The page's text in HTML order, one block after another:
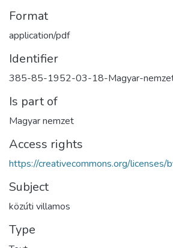
Format
application/pdf
Identifier
385-85-1952-03-18-Magyar-
Is part of
Magyar nemzet
Access rights
https://creativecommons.org/licenses/
Subject
közúti villamos
Type